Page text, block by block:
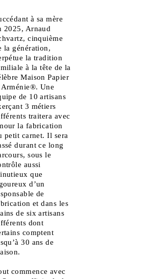
à sa mère
2025, Arnaud
cinquième
la génération,
la tradition
à la tête de la
Maison Papier
Une
de 10 artisans
3 métiers
traitera avec
la fabrication
petit carnet. Il sera
durant ce long
sous le
aussi
que
d’un
de
et dans les
de six artisans
dont
comptent
30 ans de
commence avec